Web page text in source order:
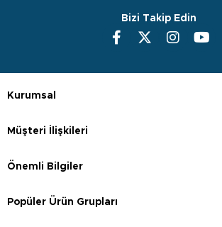
Bizi Takip Edin
Kurumsal
Müşteri İlişkileri
Önemli Bilgiler
Popüler Ürün Grupları